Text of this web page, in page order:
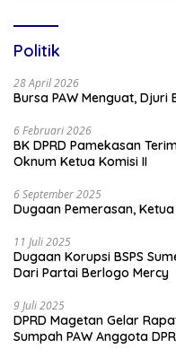
Politik
28 April 2026
Bursa PAW Menguat,
6 Februari 2026
BK DPRD Pamekasan
Oknum Ketua Komisi II
6 September 2025
Dugaan Pemerasan,
11 Juli 2025
Dugaan Korupsi BSPS
Dari Partai Berlogo Mercy
9 Juli 2025
DPRD Magetan Gelar
Sumpah PAW Anggota